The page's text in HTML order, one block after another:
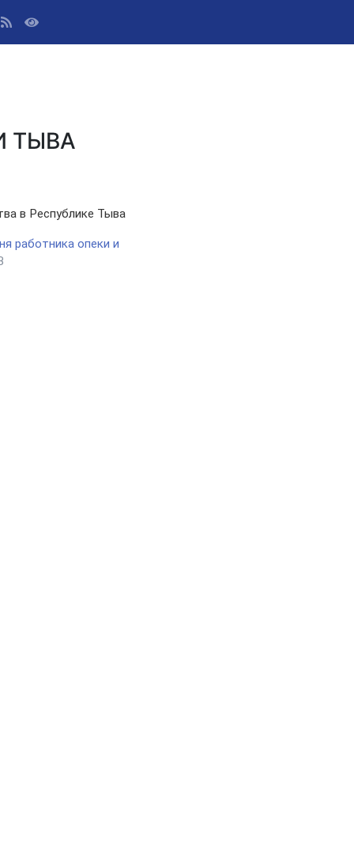
ТЫВА
в Республике Тыва
работника опеки и